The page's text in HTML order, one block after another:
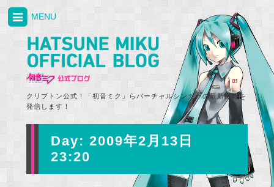
クリプトン公式！「初音ミク」らバーチャルシンガーの最新情報を
発信します！
MENU
Day: 2009年2月13日
23:20